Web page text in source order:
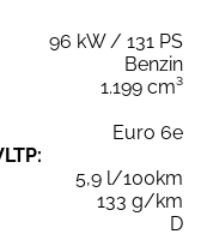
96 kW / 131 PS
Benzin
1.199 cm³
Euro 6e
5,9 l/100km
133 g/km
D